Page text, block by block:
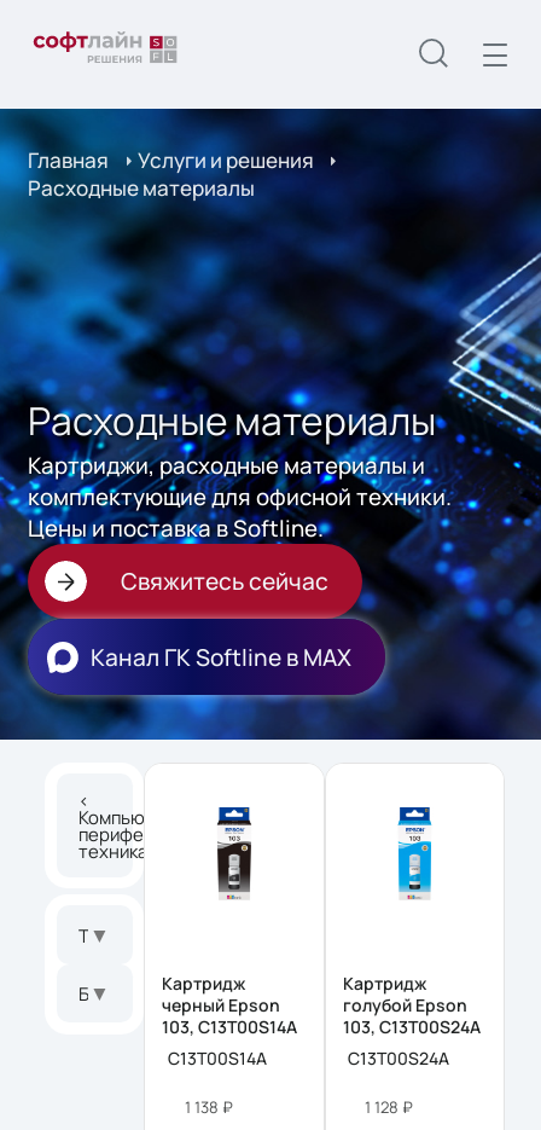
Главная
Услуги и решения
Расходные материалы
Расходные материалы
Картриджи, расходные материалы и
комплектующие для офисной техники.
Цены и поставка в Softline.
Свяжитесь сейчас
Канал ГК Softline в МАХ
<
Компьютерная
периферия и
техника
Тип товара
▼
Бренд
▼
Картридж
черный Epson
103, C13T00S14A
C13T00S14A
1 138 ₽
Картридж
голубой Epson
103, C13T00S24A
C13T00S24A
1 128 ₽